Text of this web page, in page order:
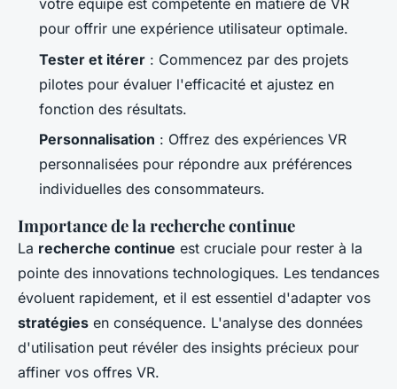
votre équipe est compétente en matière de VR
pour offrir une expérience utilisateur optimale.
Tester et itérer : Commencez par des projets
pilotes pour évaluer l'efficacité et ajustez en
fonction des résultats.
Personnalisation : Offrez des expériences VR
personnalisées pour répondre aux préférences
individuelles des consommateurs.
Importance de la recherche continue
La recherche continue est cruciale pour rester à la
pointe des innovations technologiques. Les tendances
évoluent rapidement, et il est essentiel d'adapter vos
stratégies en conséquence. L'analyse des données
d'utilisation peut révéler des insights précieux pour
affiner vos offres VR.